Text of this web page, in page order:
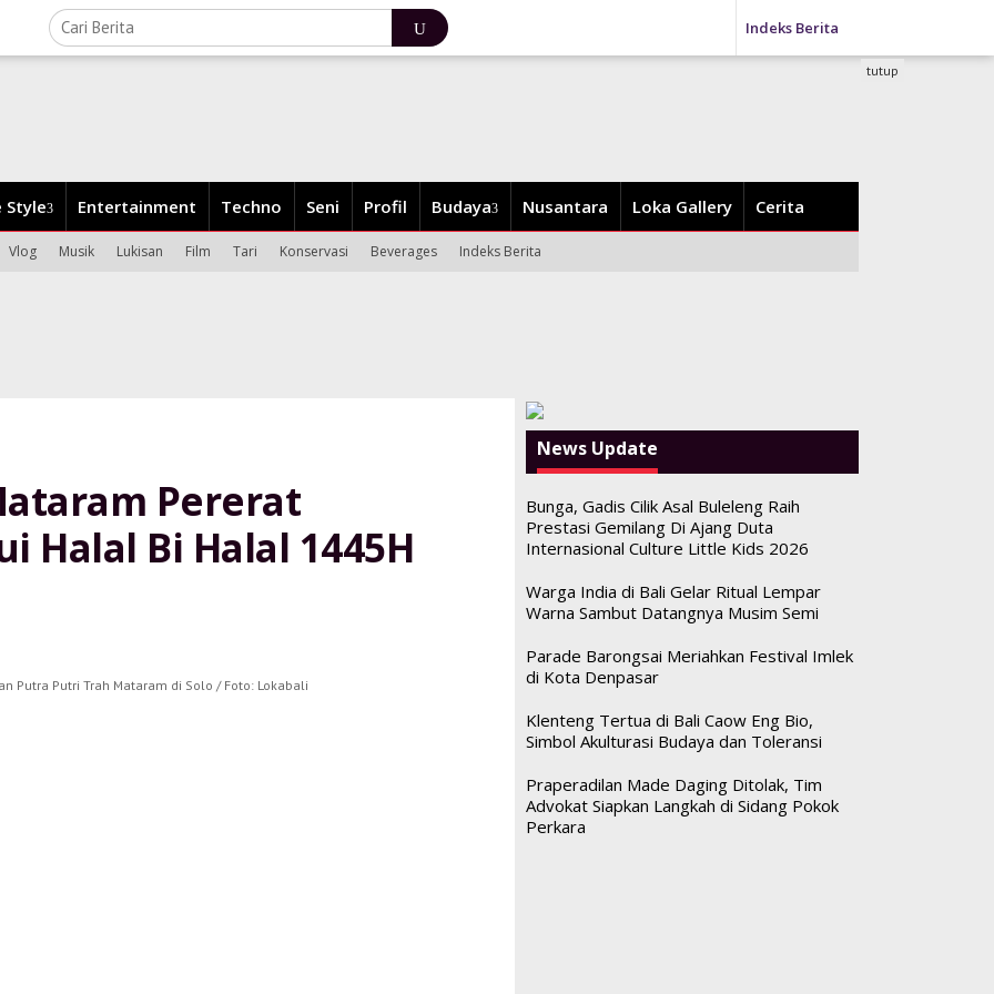
Indeks Berita
Style Entertainment Techno Seni Profil Budaya Nusantara Loka Gallery Cerita
Vlog Musik Lukisan Film Tari Konservasi Beverages Indeks Berita
tutup
Pererat
Halal Bi Halal 1445H
Putra Putri Trah Mataram di Solo / Foto: Lokabali
News Update
Bunga, Gadis Cilik Asal Buleleng Raih
Prestasi Gemilang Di Ajang Duta
Internasional Culture Little Kids 2026
Warga India di Bali Gelar Ritual Lempar
Warna Sambut Datangnya Musim Semi
Parade Barongsai Meriahkan Festival Imlek
di Kota Denpasar
Klenteng Tertua di Bali Caow Eng Bio,
Simbol Akulturasi Budaya dan Toleransi
Praperadilan Made Daging Ditolak, Tim
Advokat Siapkan Langkah di Sidang Pokok
Perkara